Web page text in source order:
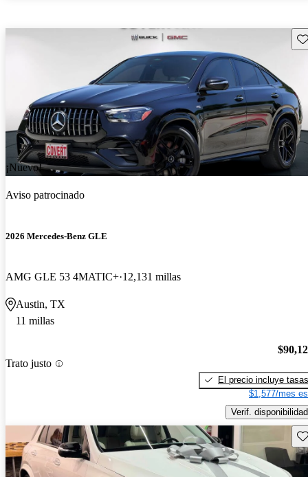
¡Nuevo!
Aviso patrocinado
2026 Mercedes-Benz GLE
AMG GLE 53 4MATIC+ 12,131 millas
Austin, TX
11 millas
Trato justo
El precio incluye tasas
$1,577/mes
Verif. disponibilidad